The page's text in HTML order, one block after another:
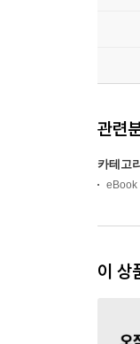
관련
카테고
eBook
이 상